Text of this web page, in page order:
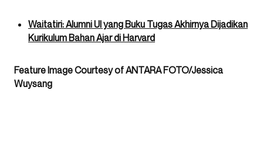
Waitatiri: Alumni UI yang Buku Tugas Akhirnya Dijadikan
Kurikulum Bahan Ajar di Harvard
Feature Image Courtesy of ANTARA FOTO/Jessica
Wuysang